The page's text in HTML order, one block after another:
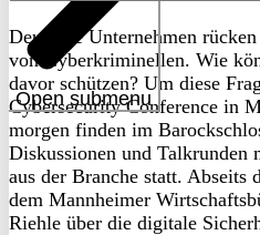
Open submenu
Deutsche Unternehmen
von Cyberkriminellen. Wie
davor schützen? Um diese
Cybersecurity Conference in
morgen finden im
Diskussionen und Talkrunden
aus der Branche statt.
dem Mannheimer
Riehle über die digitale